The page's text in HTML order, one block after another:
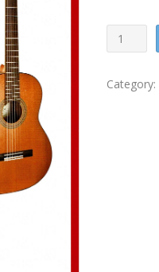
Guitarra
Admira
Satinada
Category: